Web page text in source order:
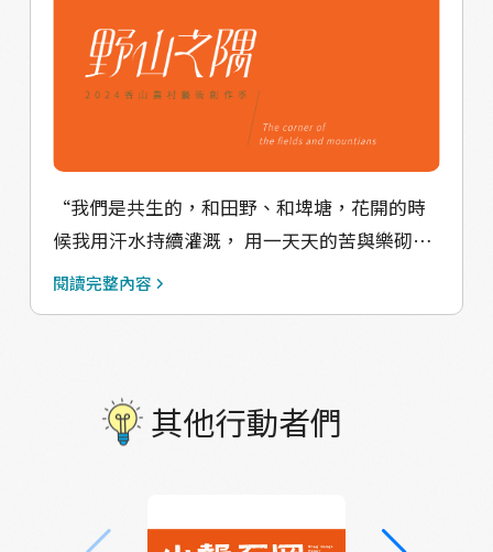
“我們是共生的，和田野、和埤塘，花開的時
候我用汗水持續灌溉， 用一天天的苦與樂砌成
女兒牆。 他們說我有點傻，只不過想在都會裡
parapet of joy and sorrow day by day. They
call me a dreamer,but I only seek a small
野山之隅最新進展！
閱讀完整內容
其他行動者們